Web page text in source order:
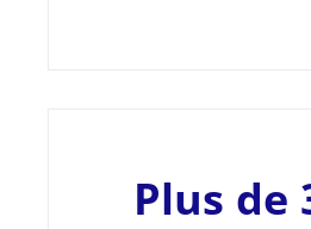
Plus de